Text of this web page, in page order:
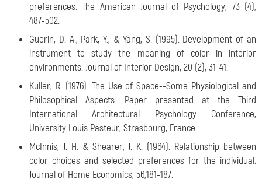
preferences. The American Journal of Psychology, 73 (4),
487-502.
Guerin, D. A., Park, Y., & Yang, S. (1995). Development of an
instrument to study the meaning of color in interior
environments. Journal of Interior Design, 20 (2), 31-41.
Kuller, R. (1976). The Use of Space--Some Physiological and
Philosophical Aspects. Paper presented at the Third
International Architectural Psychology Conference,
University Louis Pasteur, Strasbourg, France.
McInnis, J. H. & Shearer, J. K. (1964). Relationship between
color choices and selected preferences for the individual.
Journal of Home Economics, 56,181-187.